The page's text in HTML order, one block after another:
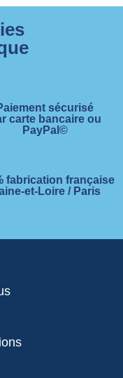
sécurisé
carte bancaire ou
PayPal©
fabrication française
et-Loire / Paris